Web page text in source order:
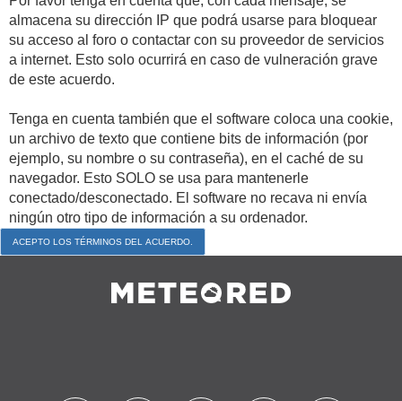
almacena su dirección IP que podrá usarse para bloquear
su acceso al foro o contactar con su proveedor de servicios
a internet. Esto solo ocurrirá en caso de vulneración grave
de este acuerdo.
Tenga en cuenta también que el software coloca una cookie,
un archivo de texto que contiene bits de información (por
ejemplo, su nombre o su contraseña), en el caché de su
navegador. Esto SOLO se usa para mantenerle
conectado/desconectado. El software no recava ni envía
ningún otro tipo de información a su ordenador.